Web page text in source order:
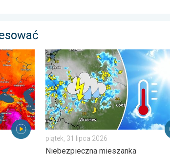
ciepłe. Do blisko 30 stopni. . . niedziela, 2
Silny upał i gwałtowne burze.
piątek, 31 lipca 2026
Niebezpieczna mieszanka